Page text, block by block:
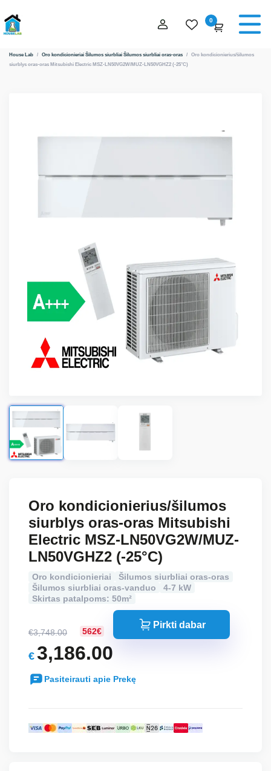
0
House Lab / Oro kondicionieriai Šilumos siurbliai Šilumos siurbliai oras-oras / Oro kondicionierius/šilumos
siurblys oras-oras Mitsubishi Electric MSZ-LN50VG2W/MUZ-LN50VGHZ2 (-25°C)
Oro kondicionierius/šilumos
siurblys oras-oras Mitsubishi
Electric MSZ-LN50VG2W/MUZ-
LN50VGHZ2 (-25°C)
Oro kondicionieriai
Šilumos siurbliai oras-oras
Šilumos siurbliai oras-vanduo
4-7 kW
Skirtas patalpoms: 50m²
562€
€3,748.00
Original
price
was:
€ 3,186.00
Current
price
€3,186.00.
Pirkti dabar
Pasiteirauti apie Prekę